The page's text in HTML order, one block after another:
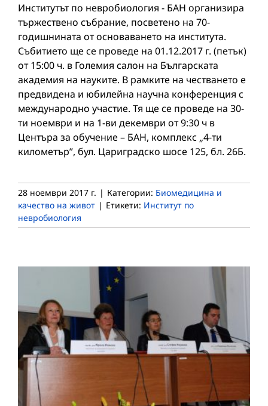
Институтът по невробиология - БАН организира
тържествено събрание, посветено на 70-
годишнината от основаването на института.
Събитието ще се проведе на 01.12.2017 г. (петък)
от 15:00 ч. в Големия салон на Българската
академия на науките. В рамките на честването е
предвидена и юбилейна научна конференция с
международно участие. Тя ще се проведе на 30-
ти ноември и на 1-ви декември от 9:30 ч в
Центъра за обучение – БАН, комплекс „4-ти
километър”, бул. Цариградско шосе 125, бл. 26Б.
28 ноември 2017 г. | Категории: Биомедицина и
качество на живот | Етикети: Институт по
невробиология